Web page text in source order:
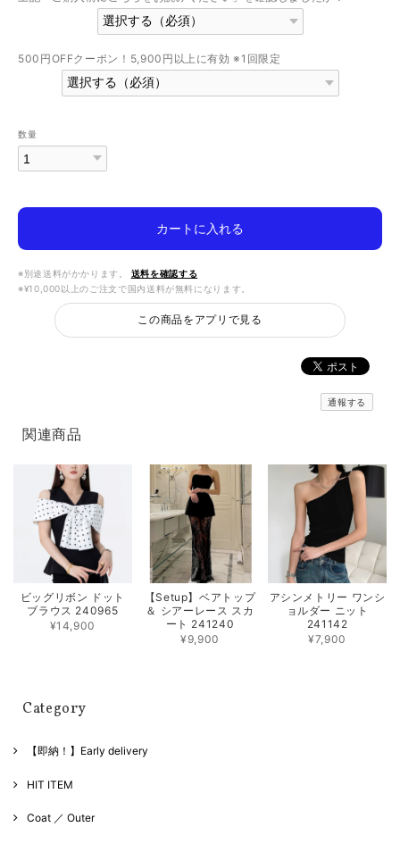
500円OFFクーポン！5,900円以上に有効 ※1回限定
数量
カートに入れる
※別途送料がかかります。
送料を確認する
※¥10,000以上のご注文で国内送料が無料になります。
この商品をアプリで見る
通報する
関連商品
ビッグリボン ドット
ブラウス 240965
¥14,900
【Setup】ベアトップ
＆ シアーレース スカ
ート 241240
¥9,900
アシンメトリー ワンシ
ョルダー ニット
241142
¥7,900
Category
【即納！】Early delivery
HIT ITEM
Coat ／ Outer